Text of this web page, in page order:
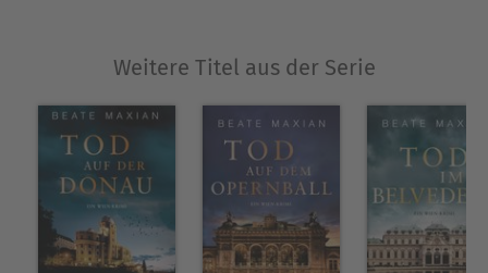
Weitere Titel aus der Serie